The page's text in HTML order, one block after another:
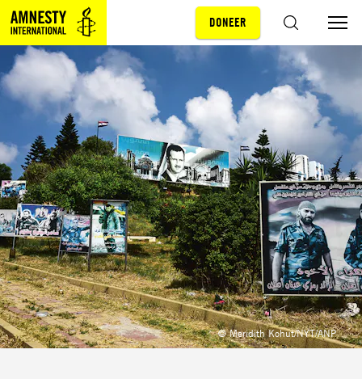
Sla navigatie over
DONEER
© Meridith Kohut/NYT/ANP